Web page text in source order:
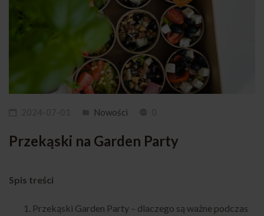
Nowości
Przekąski na Garden Party
Spis treści
Przekąski Garden Party – dlaczego są ważne podczas